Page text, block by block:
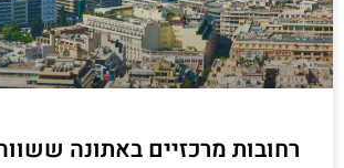
רחובות מרכזיים באתונה